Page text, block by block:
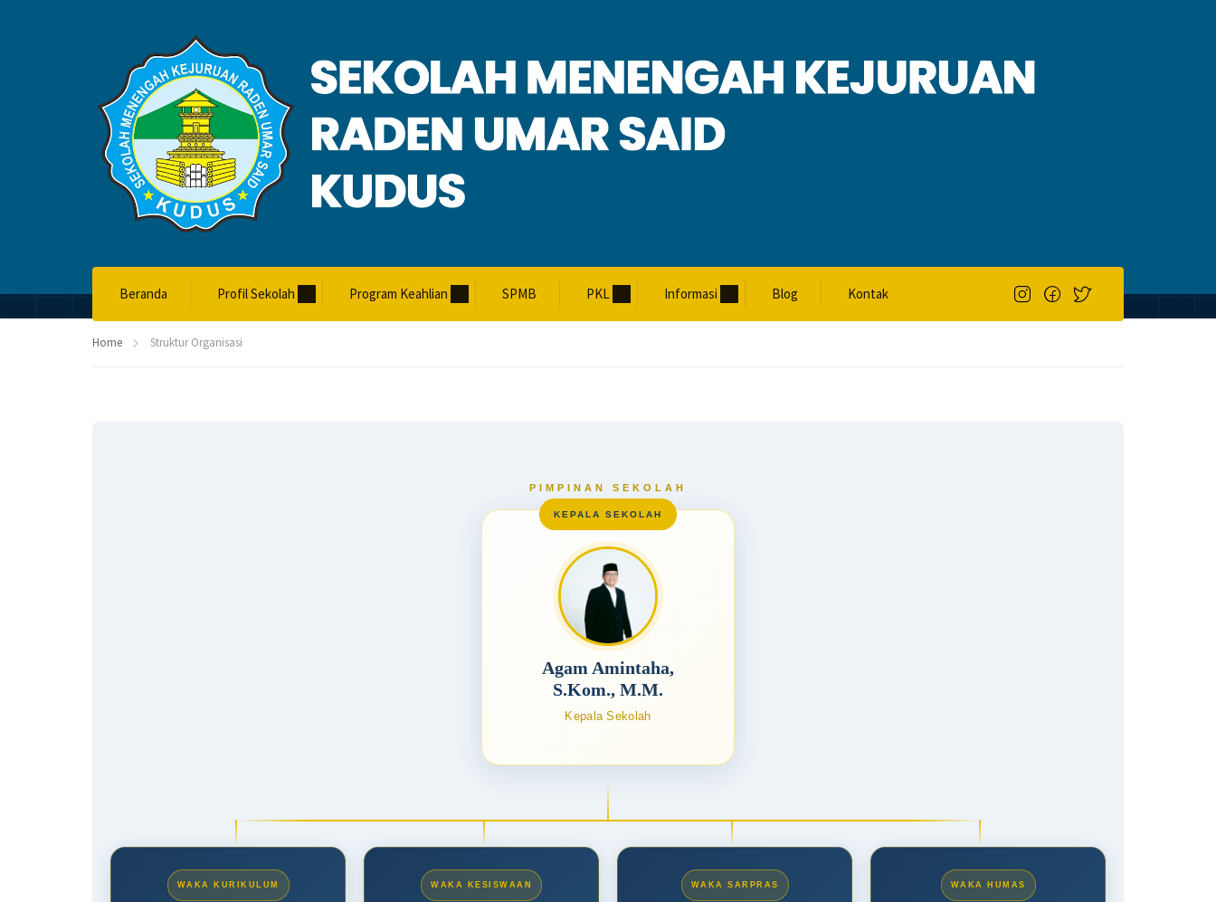
Beranda Profil Sekolah Program Keahlian SPMB PKL Informasi Blog Kontak
STRUKTUR ORGANISASI
Home Struktur Organisasi
PIMPINAN SEKOLAH
Agam Amintaha,
S.Kom., M.M.
Kepala Sekolah
WAKA KURIKULUM WAKA KESISWAAN WAKA SARPRAS WAKA HUMAS